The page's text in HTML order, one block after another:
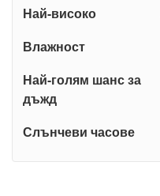
Най-високо
Влажност
Най-голям шанс за
дъжд
Слънчеви часове